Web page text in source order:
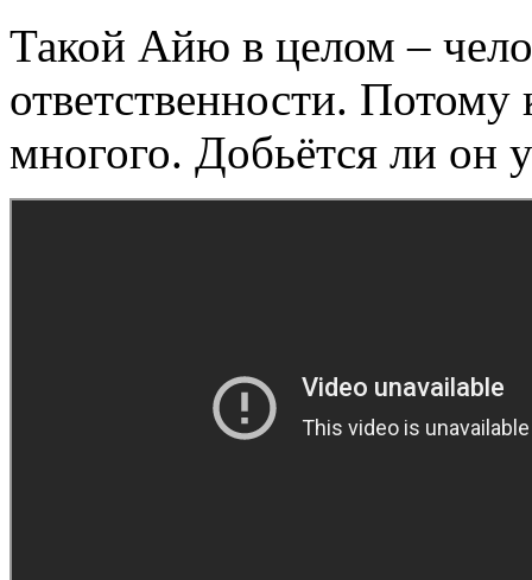
Такой Айю в целом –
ответственности.
многого. Добьётся ли он